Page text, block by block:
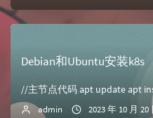
Debian和Ubuntu安装k8s
admin 2023 年 10 月 20